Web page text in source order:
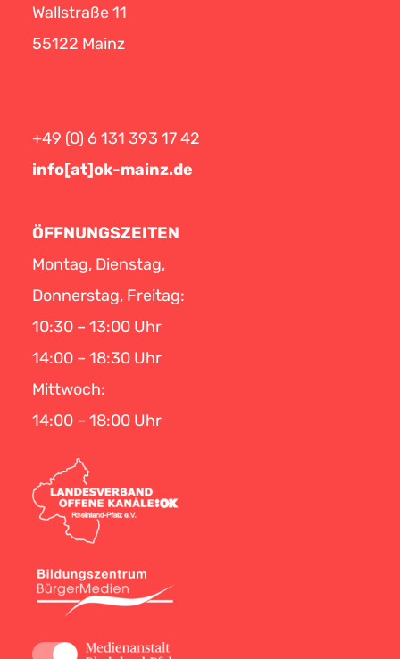
Wallstraße 11
55122 Mainz
+49 (0) 6 131 393 17 42
info[at]ok-mainz.de
ÖFFNUNGSZEITEN
Montag, Dienstag,
Donnerstag, Freitag:
10:30 – 13:00 Uhr
14:00 – 18:30 Uhr
Mittwoch:
14:00 – 18:00 Uhr